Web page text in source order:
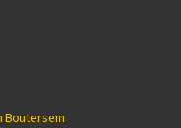
Boutersem